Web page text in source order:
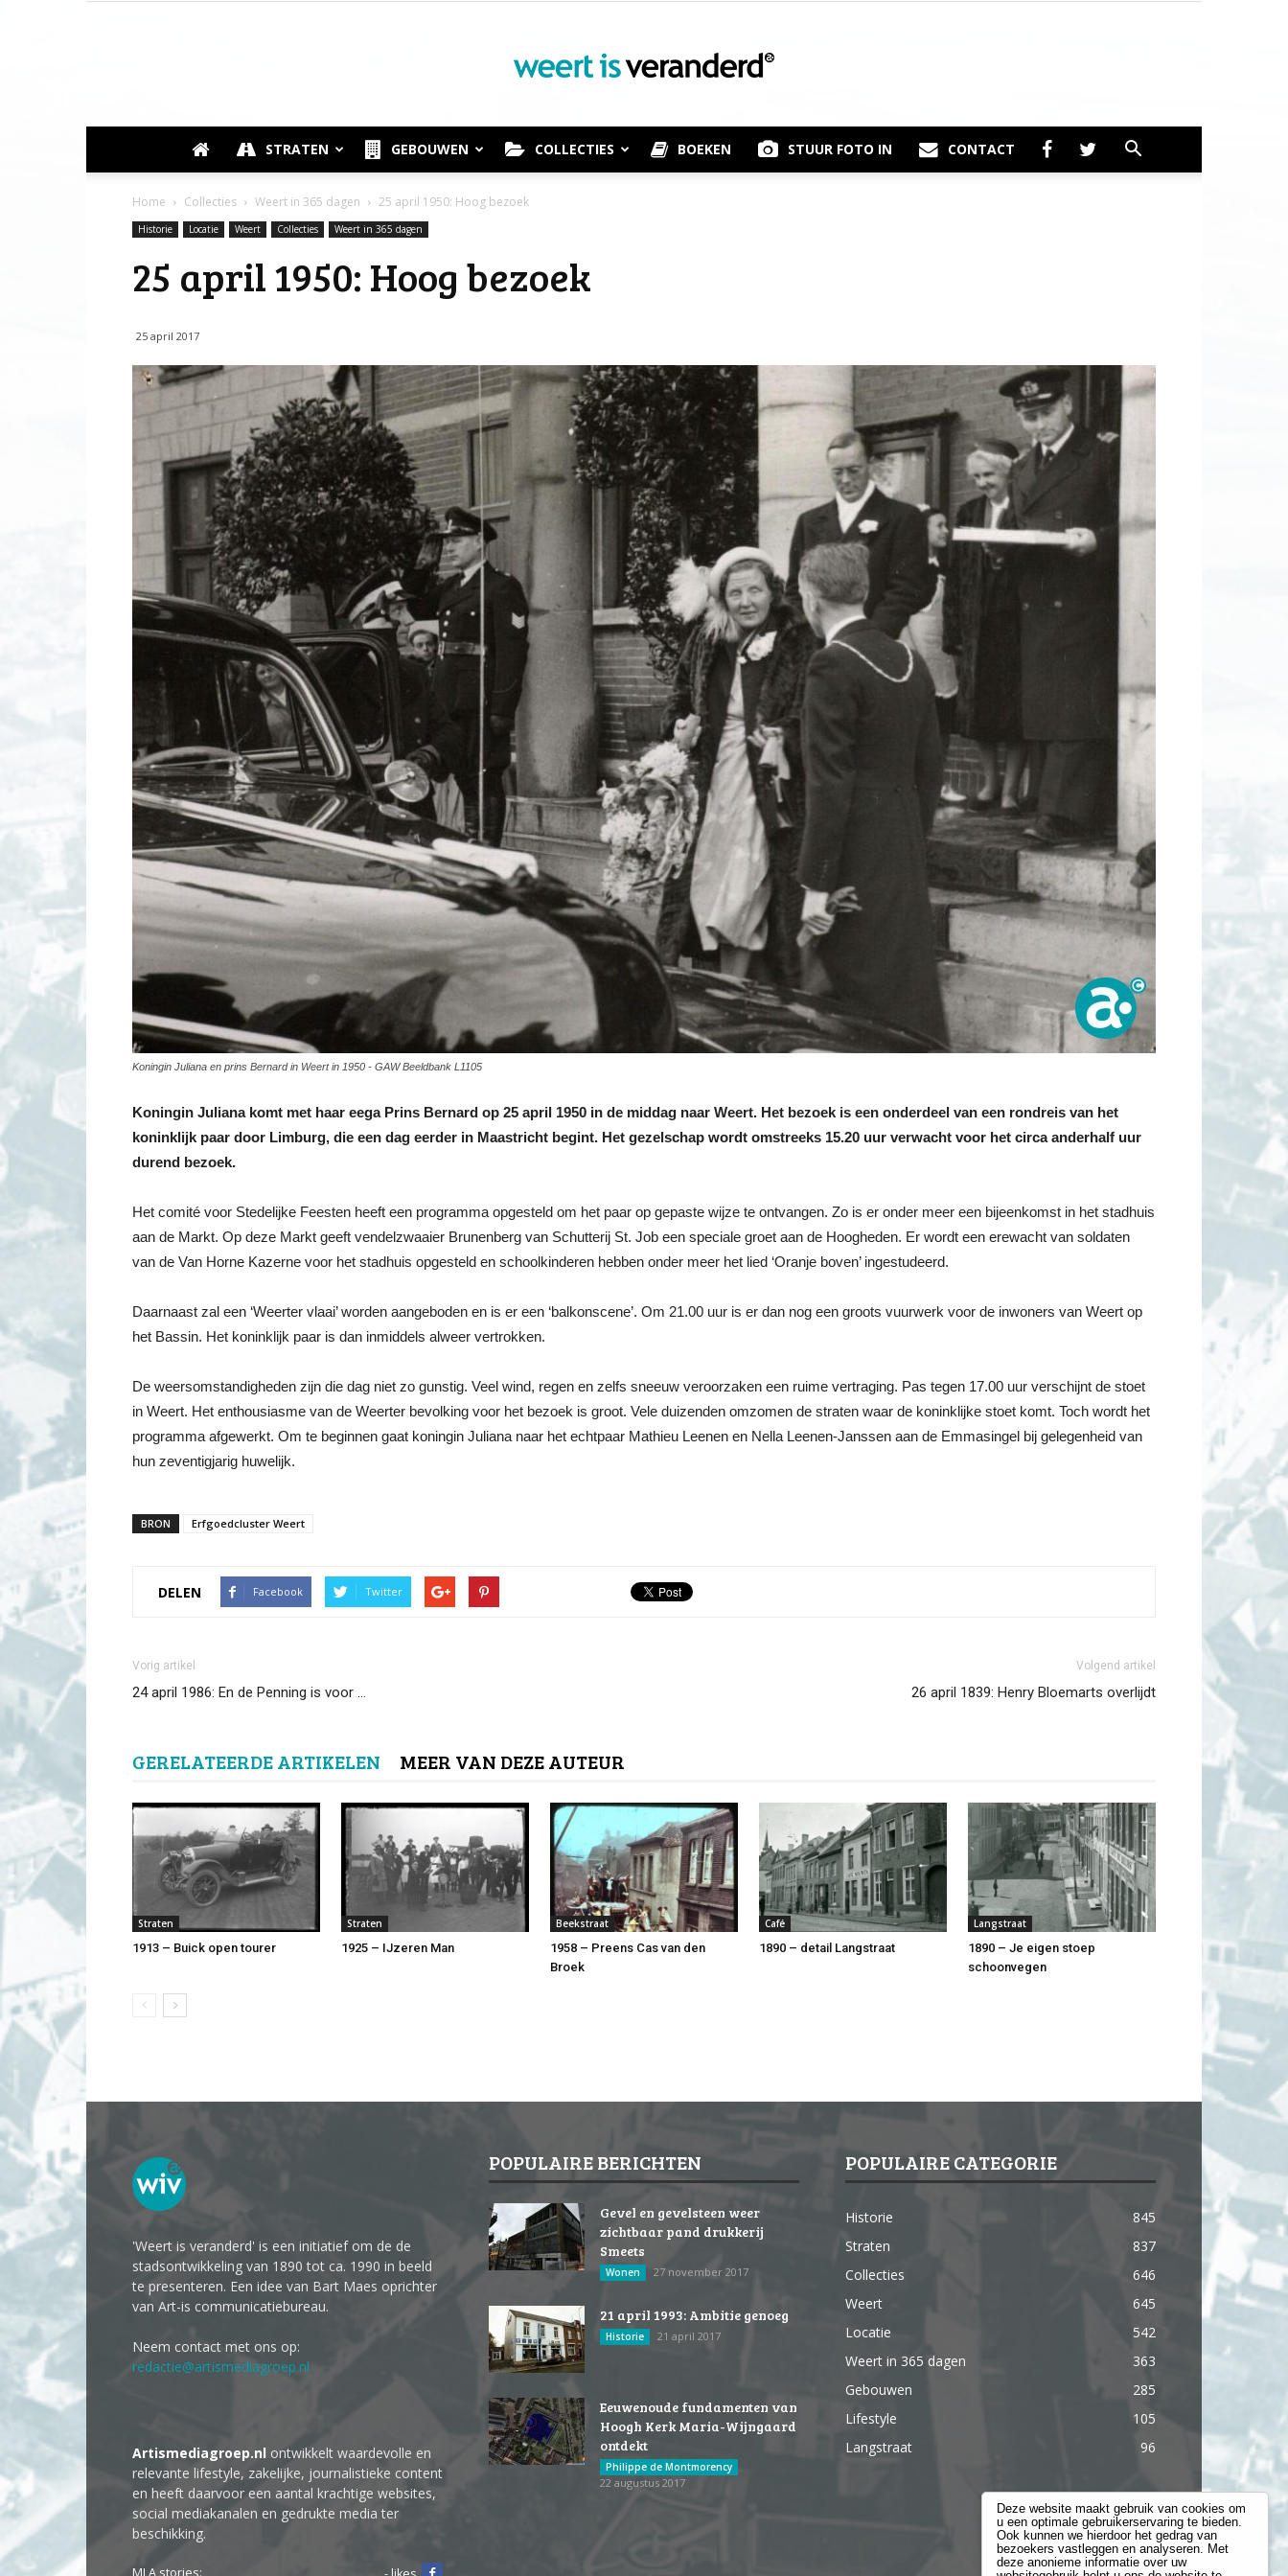
Weert
Veranderd
STRATEN GEBOUWEN COLLECTIES BOEKEN STUUR FOTO IN CONTACT
Home Collecties Weert in 365 dagen 25 april 1950: Hoog bezoek
Historie Locatie Weert Collecties Weert in 365 dagen
25 april 1950: Hoog bezoek
25 april 2017
Koningin Juliana en prins Bernard in Weert in 1950 - GAW Beeldbank L1105
Koningin Juliana komt met haar eega Prins Bernard op 25 april 1950 in de middag naar Weert. Het bezoek is een onderdeel van een rondreis van het
koninklijk paar door Limburg, die een dag eerder in Maastricht begint. Het gezelschap wordt omstreeks 15.20 uur verwacht voor het circa anderhalf uur
durend bezoek.
Het comité voor Stedelijke Feesten heeft een programma opgesteld om het paar op gepaste wijze te ontvangen. Zo is er onder meer een bijeenkomst in het stadhuis
aan de Markt. Op deze Markt geeft vendelzwaaier Brunenberg van Schutterij St. Job een speciale groet aan de Hoogheden. Er wordt een erewacht van soldaten
van de Van Horne Kazerne voor het stadhuis opgesteld en schoolkinderen hebben onder meer het lied ‘Oranje boven’ ingestudeerd.
Daarnaast zal een ‘Weerter vlaai’ worden aangeboden en is er een ‘balkonscene’. Om 21.00 uur is er dan nog een groots vuurwerk voor de inwoners van Weert op
het Bassin. Het koninklijk paar is dan inmiddels alweer vertrokken.
De weersomstandigheden zijn die dag niet zo gunstig. Veel wind, regen en zelfs sneeuw veroorzaken een ruime vertraging. Pas tegen 17.00 uur verschijnt de stoet
in Weert. Het enthousiasme van de Weerter bevolking voor het bezoek is groot. Vele duizenden omzomen de straten waar de koninklijke stoet komt. Toch wordt het
programma afgewerkt. Om te beginnen gaat koningin Juliana naar het echtpaar Mathieu Leenen en Nella Leenen-Janssen aan de Emmasingel bij gelegenheid van
hun zeventigjarig huwelijk.
BRON Erfgoedcluster Weert
DELEN Facebook Twitter
Vorig artikel
24 april 1986: En de Penning is voor …
Volgend artikel
26 april 1839: Henry Bloemarts overlijdt
GERELATEERDE ARTIKELEN MEER VAN DEZE AUTEUR
Straten
1913 – Buick open tourer
Straten
1925 – IJzeren Man
Beekstraat
1958 – Preens Cas van den
Broek
Café
1890 – detail Langstraat
Langstraat
1890 – Je eigen stoep
schoonvegen
'Weert is veranderd' is een initiatief om de de
stadsontwikkeling van 1890 tot ca. 1990 in beeld
te presenteren. Een idee van Bart Maes oprichter
van Art-is communicatiebureau.
Neem contact met ons op:
redactie@artismediagroep.nl
Artismediagroep.nl ontwikkelt waardevolle en
relevante lifestyle, zakelijke, journalistieke content
en heeft daarvoor een aantal krachtige websites,
social mediakanalen en gedrukte media ter
beschikking.
MLA stories:
POPULAIRE BERICHTEN
Gevel en gevelsteen weer
zichtbaar pand drukkerij
Smeets
Wonen 27 november 2017
21 april 1993: Ambitie genoeg
Historie 21 april 2017
Eeuwenoude fundamenten van
Hoogh Kerk Maria-Wijngaard
ontdekt
Philippe de Montmorency
22 augustus 2017
POPULAIRE CATEGORIE
Historie
845
Straten
837
Collecties
646
Weert
645
Locatie
542
Weert in 365 dagen
363
Gebouwen
285
Lifestyle
105
Langstraat
96
Deze website maakt gebruik van cookies om
u een optimale gebruikerservaring te bieden.
Ook kunnen we hierdoor het gedrag van
bezoekers vastleggen en analyseren. Met
deze anonieme informatie over uw